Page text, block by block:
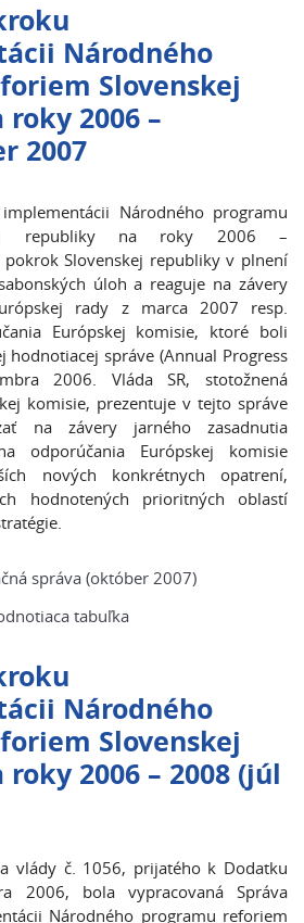
Národného
Slovenskej
2006 –
2007
Národného programu
republiky na roky 2006 –
Slovenskej republiky v plnení
úloh a reaguje na závery
rady z marca 2007 resp.
Európskej komisie, ktoré boli
hodnotiacej správe (Annual Progress
2006. Vláda SR, stotožnená
komisie, prezentuje v tejto správe
na závery jarného zasadnutia
odporúčania Európskej komisie
nových konkrétnych opatrení,
hodnotených prioritných oblastí
správa (október 2007)
tabuľka
Národného
Slovenskej
2006 – 2008 (júl
vlády č. 1056, prijatého k Dodatku
2006, bola vypracovaná Správa
Národného programu reforiem